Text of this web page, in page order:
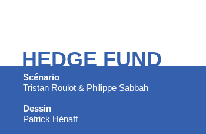
Scénario
Tristan Roulot & Philippe Sabbah
Dessin
Patrick Hénaff
HEDGE FUND